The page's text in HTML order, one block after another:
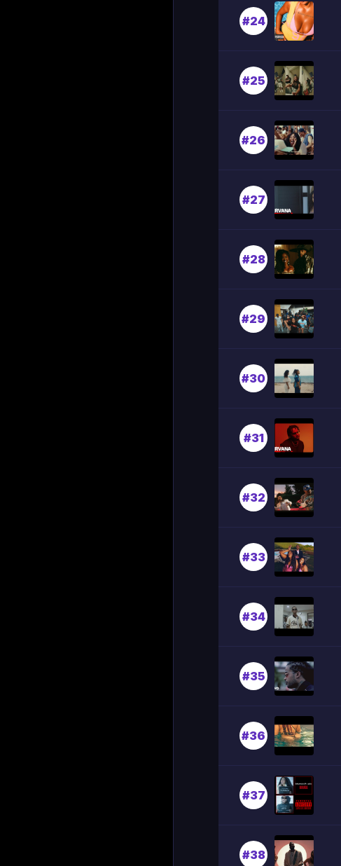
#24
#25
#26
#27
#28
#29
#30
#31
#32
#33
#34
#35
#36
#37
#38